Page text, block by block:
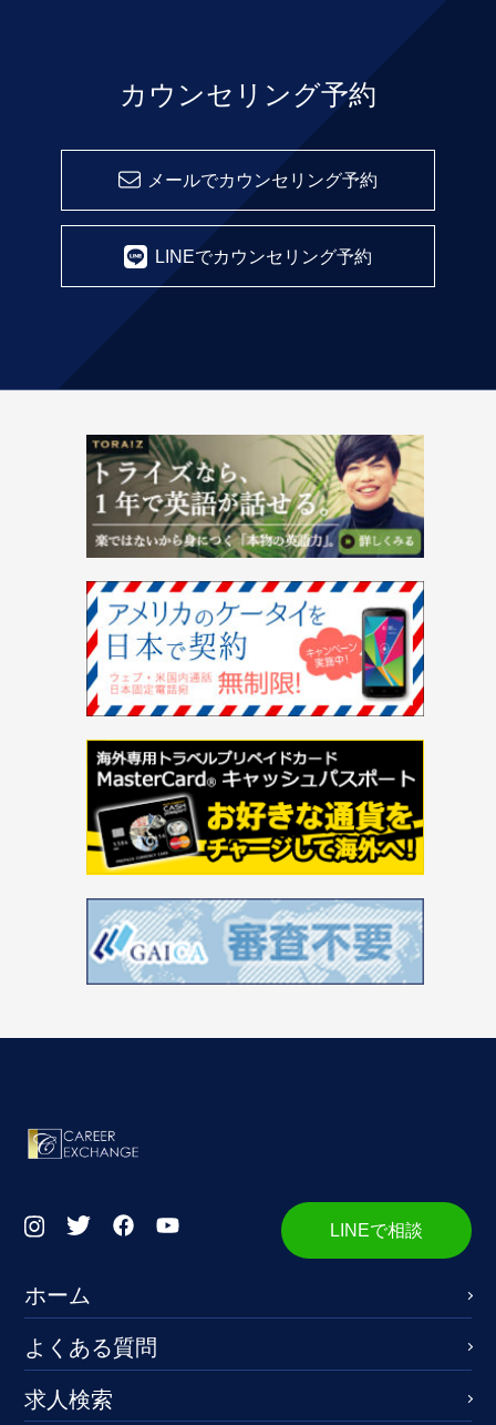
カウンセリング予約
メールでカウンセリング予約
LINEでカウンセリング予約
LINEで相談
ホーム
よくある質問
求人検索